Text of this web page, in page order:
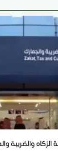
والضريبة